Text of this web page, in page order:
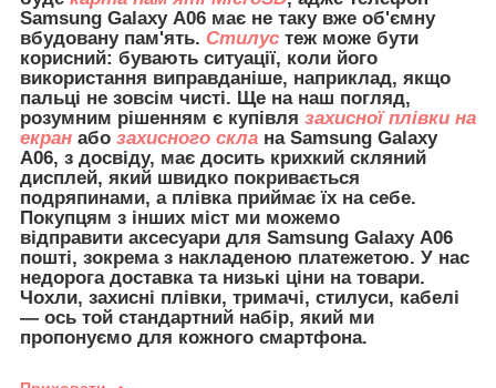
Samsung Galaxy A06 має не таку вже об'ємну
вбудовану пам'ять. Стилус теж може бути
корисний: бувають ситуації, коли його
використання виправданіше, наприклад, якщо
пальці не зовсім чисті. Ще на наш погляд,
розумним рішенням є купівля захисної плівки на
екран або захисного скла на Samsung Galaxy
A06, з досвіду, має досить крихкий скляний
дисплей, який швидко покривається
подряпинами, а плівка приймає їх на себе.
Покупцям з інших міст ми можемо
відправити аксесуари для Samsung Galaxy A06
пошті, зокрема з накладеною платежетою. У нас
недорога доставка та низькі ціни на товари.
Чохли, захисні плівки, тримачі, стилуси, кабелі
— ось той стандартний набір, який ми
пропонуємо для кожного смартфона.